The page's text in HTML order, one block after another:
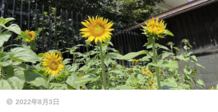
2022年8月3日